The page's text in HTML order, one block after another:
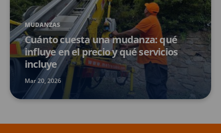
MUDANZAS
Cuánto cuesta una mudanza: qué
influye en el precio y qué servicios
incluye
Mar 20, 2026